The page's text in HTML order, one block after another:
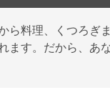
ら料理、くつろぎ
ます。だから、あ